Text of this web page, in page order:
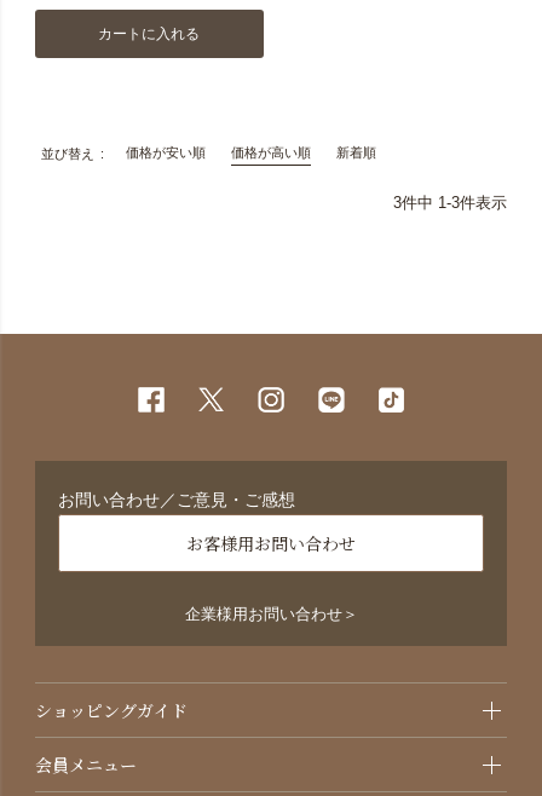
カートに入れる
並び替え 価格が安い順 価格が高い順 新着順
3件中 1-3件表示
お問い合わせ／ご意見・ご感想
お客様用お問い合わせ
企業様用お問い合わせ＞
ショッピングガイド
会員メニュー